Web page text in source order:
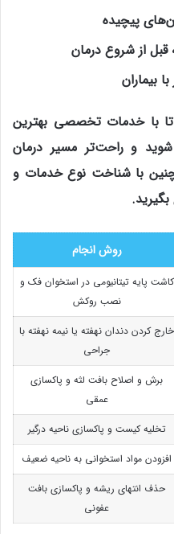
پیچیده
قبل از شروع درمان
بیماران
با خدمات تخصصی بهترین
و راحت‌تر مسیر درمان
با شناخت نوع خدمات و
روش انجام
کاشت پایه تیتانیومی در استخوان فک و
نصب روکش
خارج کردن دندان نهفته یا نیمه نهفته با
جراحی
برش و اصلاح بافت لثه و پاکسازی
عمقی
تخلیه کیست و پاکسازی ناحیه درگیر
افزودن مواد استخوانی به ناحیه ضعیف
حذف انتهای ریشه و پاکسازی بافت
عفونی